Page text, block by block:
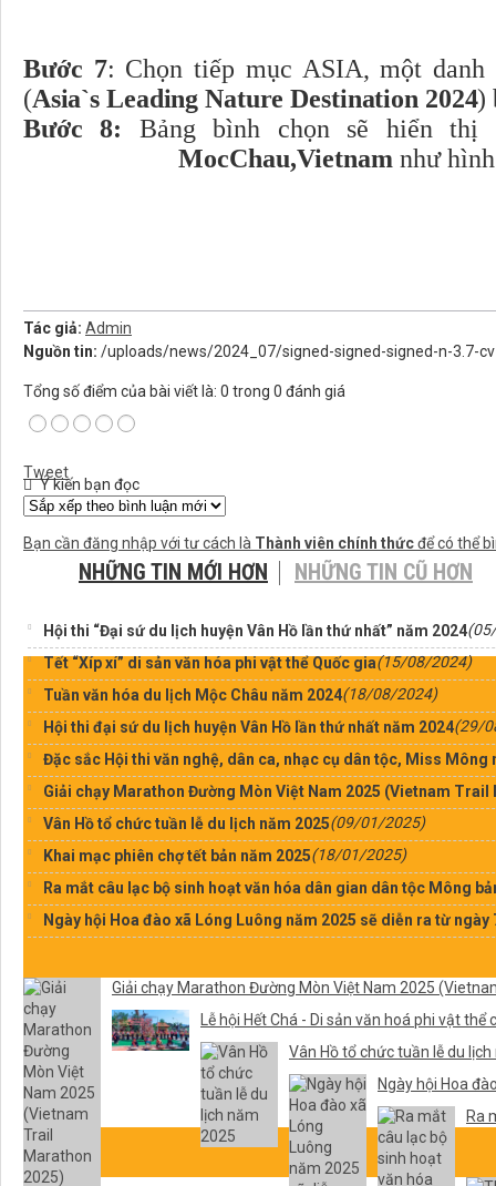
Bước 7: Chọn tiếp mục ASIA, một
(Asia`s Leading Nature Destination 2024)
Bước 8: Bảng bình chọn sẽ hiển thị
MocChau,Vietnam như
Tác giả: Admin
Nguồn tin: /uploads/news/2024_07/signed-signed-signed-n-3.7-
Tổng số điểm của bài viết là: 0 trong 0 đánh giá
Tweet
Ý kiến bạn đọc
Bạn cần đăng nhập với tư cách là Thành viên chính thứcđể có thể
NHỮNG TIN MỚI HƠN NHỮNG TIN CŨ HƠN
Hội thi “Đại sứ du lịch huyện Vân Hồ lần thứ nhất” năm 2024
Tết “Xíp xí” di sản văn hóa phi vật thể Quốc gia(15/08/2024)
Tuần văn hóa du lịch Mộc Châu năm 2024(18/08/2024)
Hội thi đại sứ du lịch huyện Vân Hồ lần thứ nhất năm 2024(29/
Đặc sắc Hội thi văn nghệ, dân ca, nhạc cụ dân tộc, Miss Mông
Giải chạy Marathon Đường Mòn Việt Nam 2025 (Vietnam Trail
Vân Hồ tổ chức tuần lễ du lịch năm 2025(09/01/2025)
Khai mạc phiên chợ tết bản năm 2025(18/01/2025)
Ra mắt câu lạc bộ sinh hoạt văn hóa dân gian dân tộc Mông
Ngày hội Hoa đào xã Lóng Luông năm 2025 sẽ diễn ra từ ngày
Giải chạy Marathon Đường Mòn Việt Nam 2025
Lễ hội Hết Chá - Di sản văn hoá phi vật thể
Vân Hồ tổ chức tuần lễ du
Ngày hội Hoa
Ra